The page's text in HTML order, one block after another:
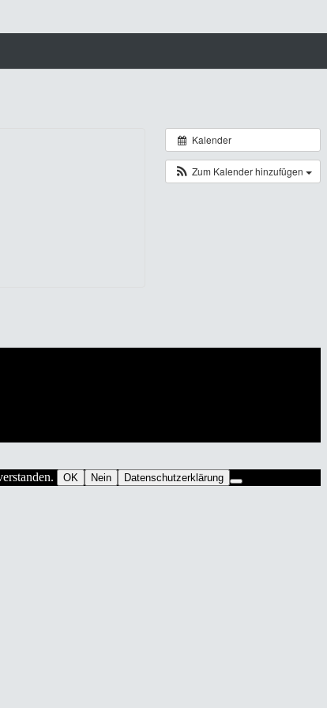
Kalender
Zum Kalender hinzufügen
OK Nein Datenschutzerklärung